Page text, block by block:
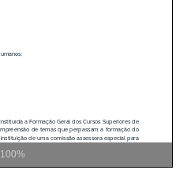
100%